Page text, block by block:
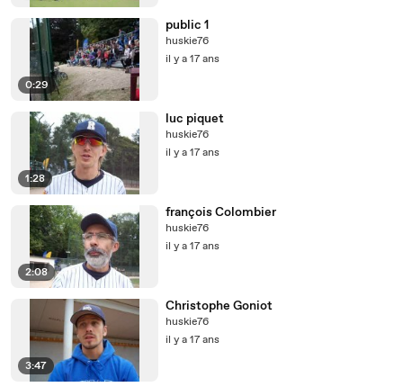
0:29
public 1
huskie76
il y a 17 ans
1:28
luc piquet
huskie76
il y a 17 ans
2:08
françois Colombier
huskie76
il y a 17 ans
3:47
Christophe Goniot
huskie76
il y a 17 ans